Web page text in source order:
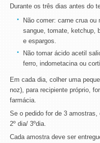
Durante os três dias antes do
Não comer: carne crua
sangue, tomate, ketchup,
e espargos.
Não tomar ácido acetil
ferro, indometacina ou
Em cada dia, colher uma
noz), para recipiente próprio,
farmácia.
Se o pedido for de 3
2º dia/ 3ºdia.
Cada amostra deve ser